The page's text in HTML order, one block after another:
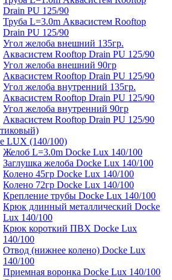
Drain PU 125/90
Труба L=3.0m Аквасистем Rooftop
Drain PU 125/90
Угол желоба внешний 135гр.
Аквасистем Rooftop Drain PU 125/90
Угол желоба внешний 90гр
Аквасистем Rooftop Drain PU 125/90
Угол желоба внутренний 135гр.
Аквасистем Rooftop Drain PU 125/90
Угол желоба внутренний 90гр
Аквасистем Rooftop Drain PU 125/90
LUX (140/100)
Желоб L=3.0m Docke Lux 140/100
Заглушка желоба Docke Lux 140/100
Колено 45гр Docke Lux 140/100
Колено 72гр Docke Lux 140/100
Крепление трубы Docke Lux 140/100
Крюк длинный металлический Docke
Lux 140/100
Крюк короткий ПВХ Docke Lux
140/100
Отвод (нижнее колено) Docke Lux
140/100
Приемная воронка Docke Lux 140/100